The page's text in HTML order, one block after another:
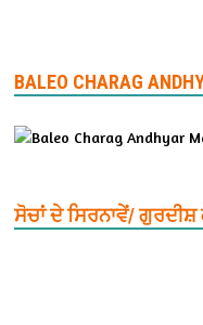
BALEO CHARAG
ਸੋਚਾਂ ਦੇ ਸਿਰਨਾਵੇਂ/